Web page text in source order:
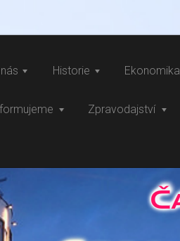
Historie Ekonomika
Zpravodajství